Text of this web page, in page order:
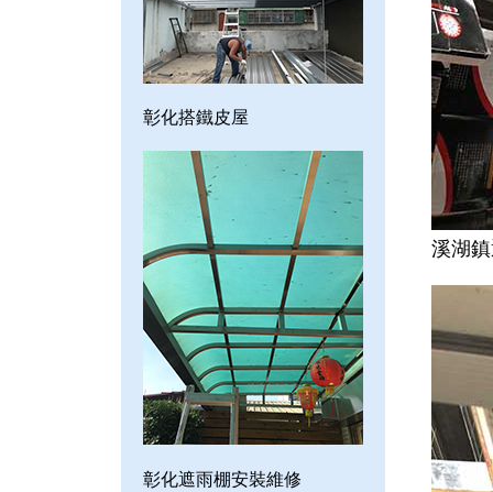
彰化搭鐵皮屋
彰化遮雨棚安裝維修
溪湖